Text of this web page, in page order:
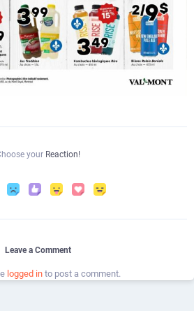
your Reaction!
Leave a Comment
logged into post a comment.